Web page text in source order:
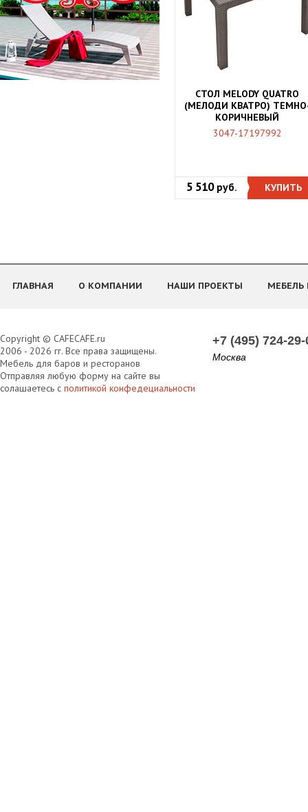
СТОЛ MELODY QUATRO
(МЕЛОДИ КВАТРО)
КОРИЧНЕВЫЙ
3047-17197992
5 510 руб. КУПИТЬ
ГЛАВНАЯ О КОМПАНИИ НАШИ ПРОЕКТЫ
Copyright © CAFECAFE.ru
2006 - 2026 гг. Все права защищены.
Мебель для баров и ресторанов
Отправляя любую форму на сайте вы
солашаетесь с политикой конфедециальности
+7 (495) 724-29-
Москва